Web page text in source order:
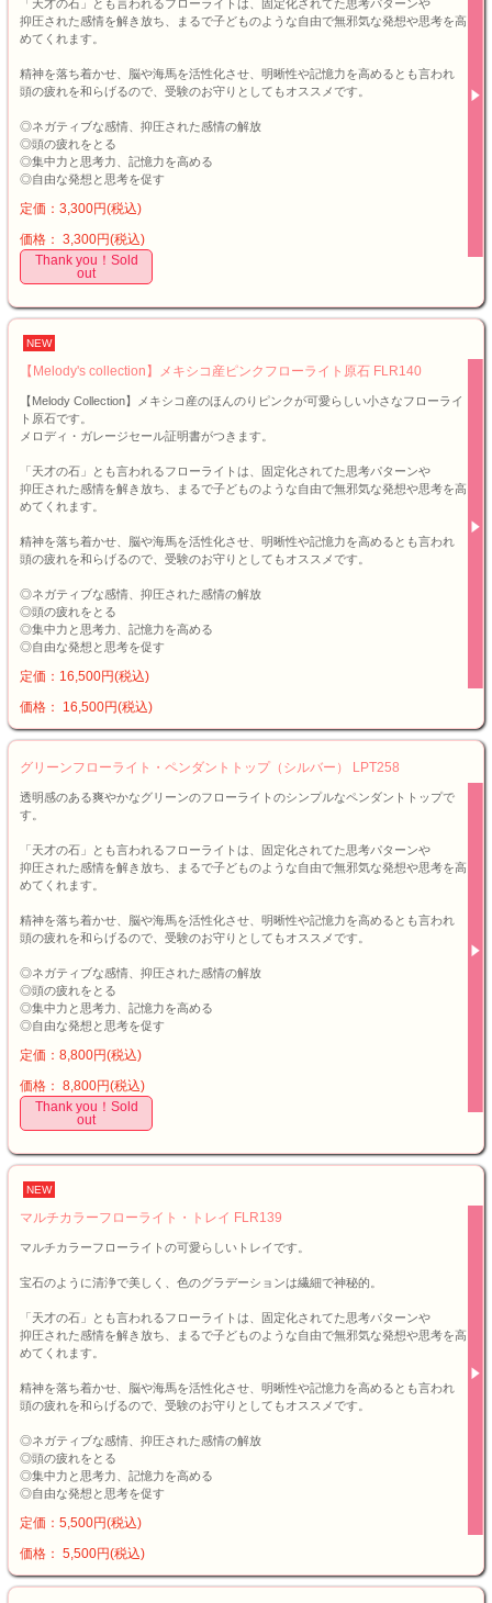
「天才の石」とも言われるフローライトは、固定化されてた思考パターンや
抑圧された感情を解き放ち、まるで子どものような自由で無邪気な発想や思考を高
めてくれます。
精神を落ち着かせ、脳や海馬を活性化させ、明晰性や記憶力を高めるとも言われ
頭の疲れを和らげるので、受験のお守りとしてもオススメです。
◎ネガティブな感情、抑圧された感情の解放
◎頭の疲れをとる
◎集中力と思考力、記憶力を高める
◎自由な発想と思考を促す
定価：3,300円(税込)
価格： 3,300円(税込)
Thank you！Sold
out
NEW
【Melody's collection】メキシコ産ピンクフローライト原石 FLR140
【Melody Collection】メキシコ産のほんのりピンクが可愛らしい小さなフローライ
ト原石です。
メロディ・ガレージセール証明書がつきます。
「天才の石」とも言われるフローライトは、固定化されてた思考パターンや
抑圧された感情を解き放ち、まるで子どものような自由で無邪気な発想や思考を高
めてくれます。
精神を落ち着かせ、脳や海馬を活性化させ、明晰性や記憶力を高めるとも言われ
頭の疲れを和らげるので、受験のお守りとしてもオススメです。
◎ネガティブな感情、抑圧された感情の解放
◎頭の疲れをとる
◎集中力と思考力、記憶力を高める
◎自由な発想と思考を促す
定価：16,500円(税込)
価格： 16,500円(税込)
グリーンフローライト・ペンダントトップ（シルバー） LPT258
透明感のある爽やかなグリーンのフローライトのシンプルなペンダントトップで
す。
「天才の石」とも言われるフローライトは、固定化されてた思考パターンや
抑圧された感情を解き放ち、まるで子どものような自由で無邪気な発想や思考を高
めてくれます。
精神を落ち着かせ、脳や海馬を活性化させ、明晰性や記憶力を高めるとも言われ
頭の疲れを和らげるので、受験のお守りとしてもオススメです。
◎ネガティブな感情、抑圧された感情の解放
◎頭の疲れをとる
◎集中力と思考力、記憶力を高める
◎自由な発想と思考を促す
定価：8,800円(税込)
価格： 8,800円(税込)
Thank you！Sold
out
NEW
マルチカラーフローライト・トレイ FLR139
マルチカラーフローライトの可愛らしいトレイです。
宝石のように清浄で美しく、色のグラデーションは繊細で神秘的。
「天才の石」とも言われるフローライトは、固定化されてた思考パターンや
抑圧された感情を解き放ち、まるで子どものような自由で無邪気な発想や思考を高
めてくれます。
精神を落ち着かせ、脳や海馬を活性化させ、明晰性や記憶力を高めるとも言われ
頭の疲れを和らげるので、受験のお守りとしてもオススメです。
◎ネガティブな感情、抑圧された感情の解放
◎頭の疲れをとる
◎集中力と思考力、記憶力を高める
◎自由な発想と思考を促す
定価：5,500円(税込)
価格： 5,500円(税込)